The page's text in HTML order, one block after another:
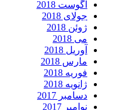
آگوست 2018
جولای 2018
ژوئن 2018
می 2018
آوریل 2018
مارس 2018
فوریه 2018
ژانویه 2018
دسامبر 2017
نوامبر 2017